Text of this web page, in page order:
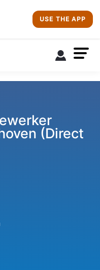
USE THE APP
(Direct